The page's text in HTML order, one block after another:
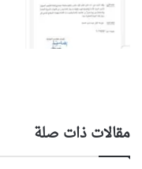
مقالات ذات صلة